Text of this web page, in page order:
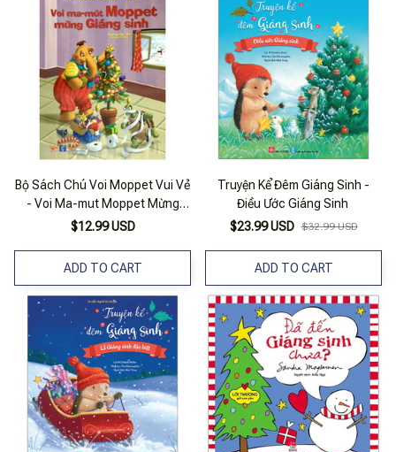
Bộ Sách Chú Voi Moppet Vui Vẻ
- Voi Ma-mut Moppet Mừng
Giáng Sinh
$12.99 USD
ADD TO CART
Truyện Kể Đêm Giáng Sinh -
Điều Ước Giáng Sinh
$23.99 USD $32.99 USD
ADD TO CART